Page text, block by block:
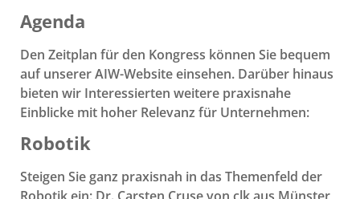
Agenda
Den Zeitplan für den Kongress können Sie bequem
auf unserer AIW-Website einsehen. Darüber hinaus
bieten wir Interessierten weitere praxisnahe
Einblicke mit hoher Relevanz für Unternehmen:
Robotik
Steigen Sie ganz praxisnah in das Themenfeld der